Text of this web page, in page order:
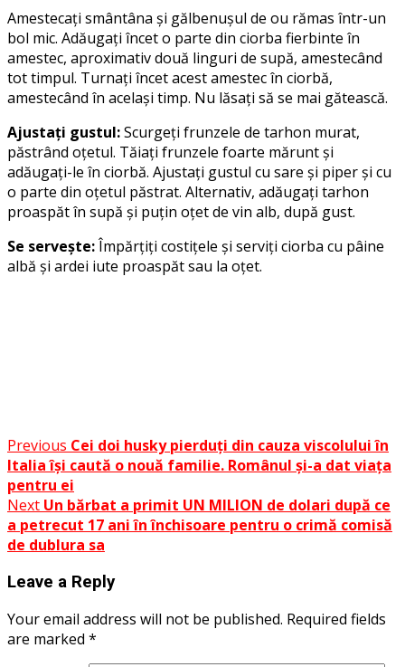
Amestecați smântâna și gălbenușul de ou rămas într-un
bol mic. Adăugați încet o parte din ciorba fierbinte în
amestec, aproximativ două linguri de supă, amestecând
tot timpul. Turnați încet acest amestec în ciorbă,
amestecând în același timp. Nu lăsați să se mai gătească.
Ajustați gustul:Scurgeți frunzele de tarhon murat,
păstrând oțetul. Tăiați frunzele foarte mărunt și
adăugați-le în ciorbă. Ajustați gustul cu sare și piper și cu
o parte din oțetul păstrat. Alternativ, adăugați tarhon
proaspăt în supă și puțin oțet de vin alb, după gust.
Se servește:Împărțiți costițele și serviți ciorba cu pâine
albă și ardei iute proaspăt sau la oțet.
Share
Post
navigation
Previous Cei doi husky pierduți din cauza viscolului în
Italia își caută o nouă familie. Românul și-a dat viața
pentru ei
Next Un bărbat a primit UN MILION de dolari după ce
a petrecut 17 ani în închisoare pentru o crimă comisă
de dublura sa
Leave a Reply
Your email address will not be published. Required fields
are marked *